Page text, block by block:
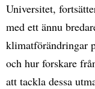
Universitet,
med ett ännu
klimatförändringar
och hur forskare
att tackla dessa